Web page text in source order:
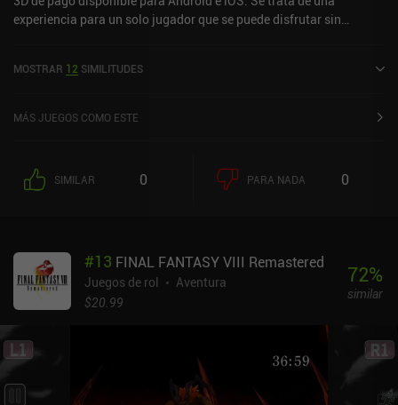
experiencia para un solo jugador que se puede disfrutar sin
Mechanicus se lanzó en abril de 2021 y tiene actualmente una
App Store de iOS.
MOSTRAR 12 SIMILITUDES
MÁS JUEGOS COMO ESTE
SIMILAR 0 PARA NADA 0
#13 FINAL FANTASY VIII Remastered
Juegos de rol
Aventura
$20.99
72%
similar